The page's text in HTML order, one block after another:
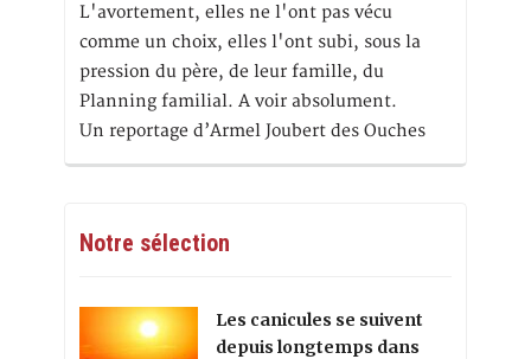
L'avortement, elles ne l'ont pas vécu
comme un choix, elles l'ont subi, sous la
pression du père, de leur famille, du
Planning familial. A voir absolument.
Un reportage d’Armel Joubert des Ouches
Notre sélection
Les canicules se suivent
depuis longtemps dans